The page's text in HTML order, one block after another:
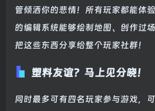
管倾洒你的悲情！所有玩家都能体
的编辑系统能够绘制地图、创作过
把这些东西分享给整个玩家社群！
塑料友谊？马上见分晓！
同时最多可有四名玩家参与游戏，